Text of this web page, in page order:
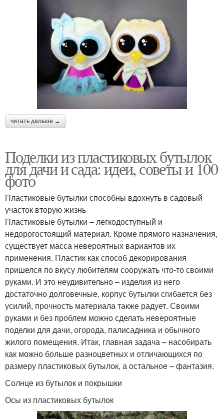
читать дальше →
Поделки из пластиковых бутылок
для дачи и сада: идеи, советы и 100
фото
Пластиковые бутылки способны вдохнуть в садовый
участок вторую жизнь
Пластиковые бутылки – легкодоступный и
недорогостоящий материал. Кроме прямого назначения,
существует масса невероятных вариантов их
применения. Пластик как способ декорирования
пришелся по вкусу любителям сооружать что-то своими
руками. И это неудивительно – изделия из него
достаточно долговечные, корпус бутылки сгибается без
усилий, прочность материала также радует. Своими
руками и без проблем можно сделать невероятные
поделки для дачи, огорода, палисадника и обычного
жилого помещения. Итак, главная задача – насобирать
как можно больше разноцветных и отличающихся по
размеру пластиковых бутылок, а остальное – фантазия.
Солнце из бутылок и покрышки
Осы из пластиковых бутылок